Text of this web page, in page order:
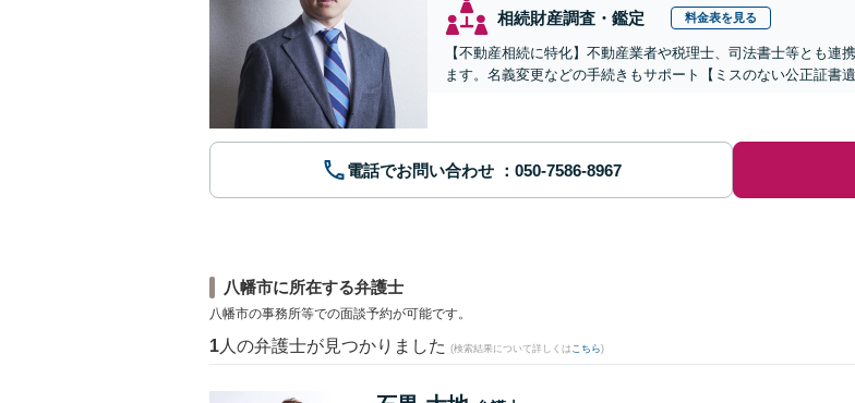
相続財産調査・鑑定 料金表を見る
【不動産相続に特化】不動産業者や税理士、司法書士等とも
ます。名義変更などの手続きもサポート【ミスのない公正証書
電話でお問い合わせ
八幡市に所在する弁護士
八幡市の事務所等での面談予約が可能です。
1 人の弁護士が見つかりました (検索結果について詳しくは こちら)